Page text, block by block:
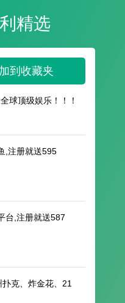
精选
到收藏夹
球顶级娱乐！！！
,注册就送595
台,注册就送587
克、炸金花、21